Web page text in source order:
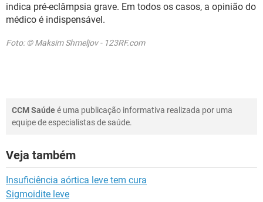
indica pré-eclâmpsia grave. Em todos os casos, a opinião do
médico é indispensável.
Foto: © Maksim Shmeljov - 123RF.com
CCM Saúdeé uma publicação informativa realizada por uma
equipe de especialistas de saúde.
Veja também
Insuficiência aórtica leve tem cura
Sigmoidite leve